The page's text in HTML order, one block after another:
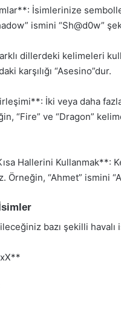
İsimlerinize
ismini “Sh@d0w”
dillerdeki kelimeleri
karşılığı “Asesino”dur.
İki veya daha
“Fire” ve “Dragon”
Hallerini Kullanmak**:
“Ahmet” ismini
bazı şekilli havalı